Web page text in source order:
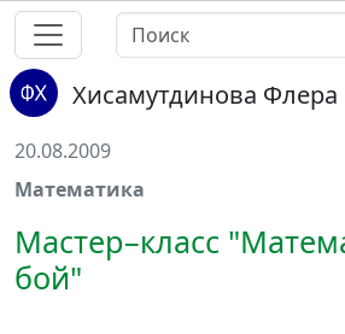
Хисамутдинова
20.08.2009
Математика
Мастер–класс
бой"